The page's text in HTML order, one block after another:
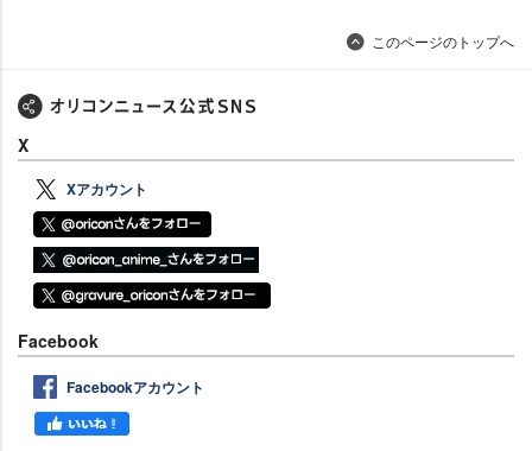
このページのトップへ
X
Xアカウント
Facebook
Facebookアカウント